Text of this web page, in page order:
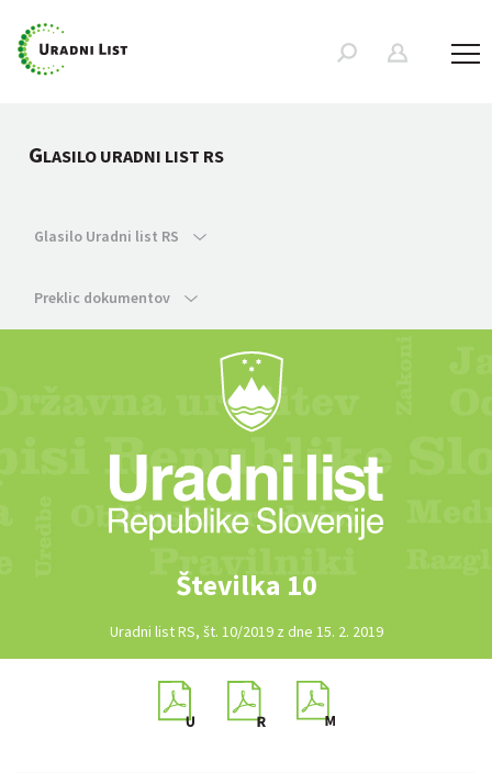
GLASILO URADNI LIST RS
Glasilo Uradni list RS
Preklic dokumentov
Številka 10
Uradni list RS, št. 10/2019 z dne 15. 2. 2019